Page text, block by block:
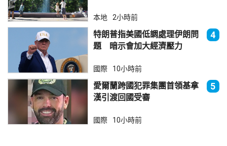
本地 2小時前
特朗普指美國低調處理伊朗問
題 暗示會加大經濟壓力
4
國際 10小時前
愛爾蘭跨國犯罪集團首領基拿
漢引渡回國受審
5
國際 10小時前